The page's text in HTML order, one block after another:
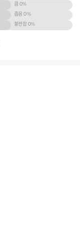
큼0%
좁음0%
불편함0%